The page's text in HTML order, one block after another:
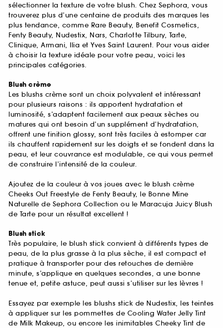
sélectionner la texture de votre blush. Chez Sephora, vous
trouverez plus d’une centaine de produits des marques les
plus tendance, comme Rare Beauty, Benefit Cosmetics,
Fenty Beauty, Nudestix, Nars, Charlotte Tilbury, Tarte,
Clinique, Armani, Ilia et Yves Saint Laurent. Pour vous aider
à choisir la texture idéale pour votre peau, voici les
principales catégories.
Blush crème
Les blushs crème sont un choix polyvalent et intéressant
pour plusieurs raisons : ils apportent hydratation et
luminosité, s’adaptent facilement aux peaux sèches ou
matures qui ont besoin d’un supplément d’hydratation,
offrent une finition glossy, sont très faciles à estomper car
ils chauffent rapidement sur les doigts et se fondent dans la
peau, et leur couvrance est modulable, ce qui vous permet
de construire l’intensité de la couleur.
Ajoutez de la couleur à vos joues avec le blush crème
Cheeks Out Freestyle de Fenty Beauty, le Bonne Mine
Naturelle de Sephora Collection ou le Maracuja Juicy Blush
de Tarte pour un résultat excellent !
Blush stick
Très populaire, le blush stick convient à différents types de
peau, de la plus grasse à la plus sèche, il est compact et
pratique à transporter pour des retouches de dernière
minute, s’applique en quelques secondes, a une bonne
tenue et, petite astuce, peut aussi s’utiliser sur les lèvres !
Essayez par exemple les blushs stick de Nudestix, les teintes
à appliquer sur les pommettes de Cooling Water Jelly Tint
de Milk Makeup, ou encore les inimitables Cheeky Tint de